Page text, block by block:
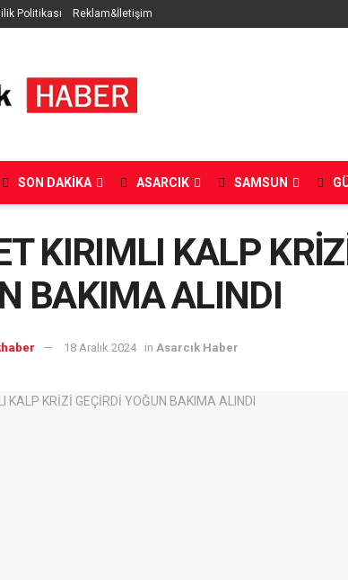
Politikası Reklam&İletişim
SON DAKIKA ASARCIK SAMSUN
KIRIMLI KALP
BAKIMA ALINDI
18 Aralık 2024 in Asarcık Haber